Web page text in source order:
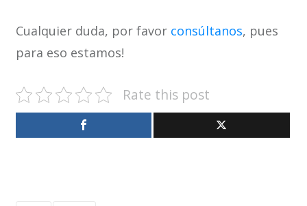
Cualquier duda, por favor consúltanos, pues
para eso estamos!
Rate this post